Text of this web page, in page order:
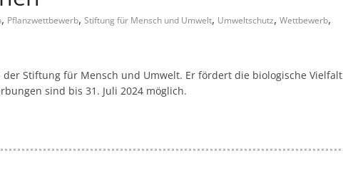
, Pflanzwettbewerb, Stiftung für Mensch und Umwelt, Umweltschutz, Wettbewerb,
Stiftung für Mensch und Umwelt. Er fördert die biologische Vielfalt
sind bis 31. Juli 2024 möglich.